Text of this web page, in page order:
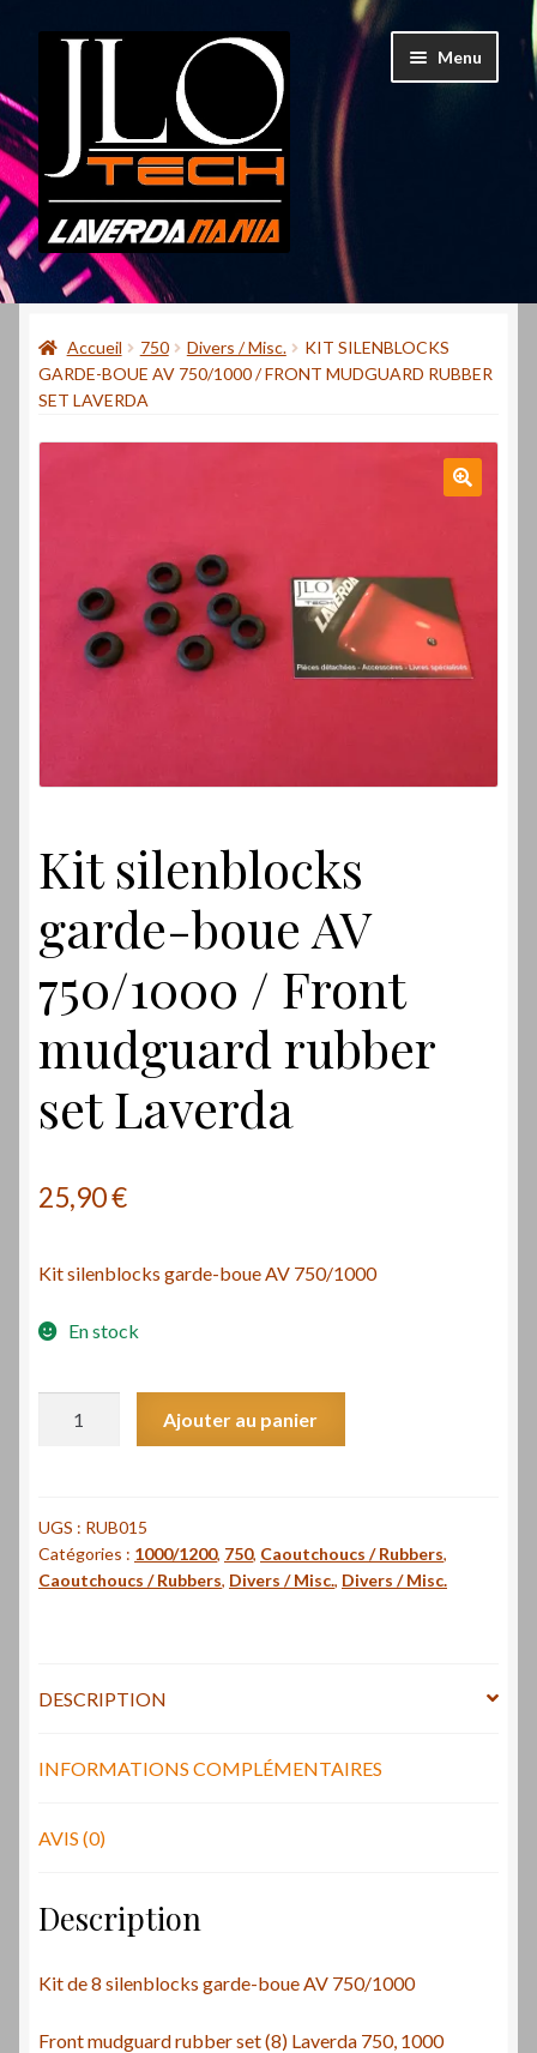
Aller
navigation
Aller
Menu
Accueil
Mon compte
Contact
Accueil 750 Divers / Misc.
KIT SILENBLOCKS
GARDE-BOUE AV 750/1000 / FRONT MUDGUARD RUBBER
SET LAVERDA
Kit silenblocks
garde-boue AV
750/1000 / Front
mudguard rubber
set Laverda
25,90€
Kit silenblocks garde-boue AV 750/1000
En stock
garde-
boue
AV
mudguard
set
Ajouter au panier
UGS : RUB015
Catégories : 1000/1200, 750, Caoutchoucs / Rubbers,
Caoutchoucs / Rubbers, Divers / Misc., Divers / Misc.
DESCRIPTION
INFORMATIONS COMPLÉMENTAIRES
AVIS (0)
Description
Kit de 8 silenblocks garde-boue AV 750/1000
Front mudguard rubber set (8) Laverda 750, 1000